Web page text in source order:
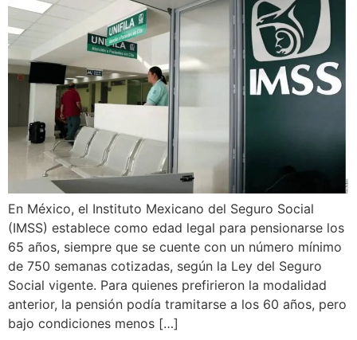
En México, el Instituto Mexicano del Seguro Social
(IMSS) establece como edad legal para pensionarse los
65 años, siempre que se cuente con un número mínimo
de 750 semanas cotizadas, según la Ley del Seguro
Social vigente. Para quienes prefirieron la modalidad
anterior, la pensión podía tramitarse a los 60 años, pero
bajo condiciones menos […]